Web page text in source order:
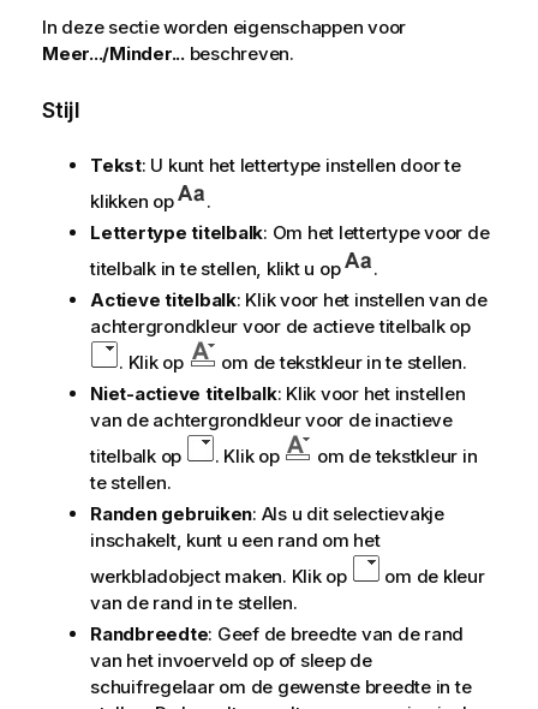
In deze sectie worden eigenschappen voor
Meer.../Minder...beschreven.
Stijl
Tekst: U kunt het lettertype instellen door te
klikken op
.
Lettertype titelbalk: Om het lettertype voor de
titelbalk in te stellen, klikt u op
.
Actieve titelbalk: Klik voor het instellen van de
achtergrondkleur voor de actieve titelbalk op
. Klik op
om de tekstkleur in te stellen.
Niet-actieve titelbalk: Klik voor het instellen
van de achtergrondkleur voor de inactieve
titelbalk op
. Klik op
om de tekstkleur in
te stellen.
Randen gebruiken: Als u dit selectievakje
inschakelt, kunt u een rand om het
werkbladobject maken. Klik op
om de kleur
van de rand in te stellen.
Randbreedte: Geef de breedte van de rand
van het invoerveld op of sleep de
schuifregelaar om de gewenste breedte in te